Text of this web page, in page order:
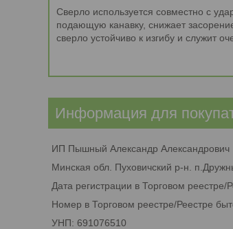
Сверло используется совместно с
подающую канавку, снижает
сверло устойчиво к изгибу и служит
Информация для
ИП Пышный Александр Александрович
Минская обл. Пуховичский р-н.
Дата регистрации в Торговом
Номер в Торговом реестре/Реестре
УНП: 691076510